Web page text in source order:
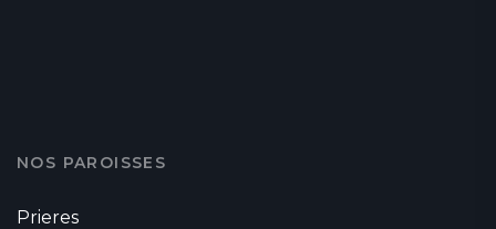
NOS PAROISSES
Prieres